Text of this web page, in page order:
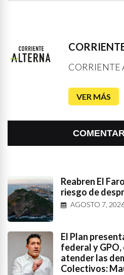
CORRIENTE
VER MÁS
Reabren El
riesgo de
AGOSTO 7,
El Plan
federal y GPO,
atender las
Colectivos: